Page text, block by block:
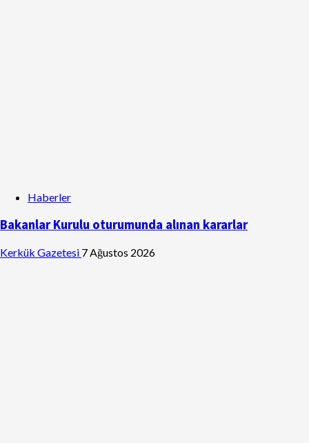
Haberler
Bakanlar Kurulu oturumunda alınan kararlar
Kerkük Gazetesi 7 Ağustos 2026